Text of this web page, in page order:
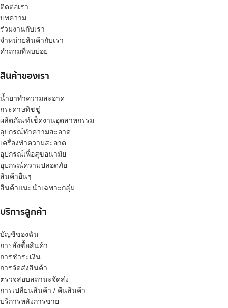
ติดต่อเรา
บทความ
ร่วมงานกับเรา
จำหน่ายสินค้ากับเรา
คำถามที่พบบ่อย
สินค้าของเรา
น้ำยาทำความสะอาด
กระดาษทิชชู่
ผลิตภัณฑ์เช็ดงานอุตสาหกรรม
อุปกรณ์ทำความสะอาด
เครื่องทำความสะอาด
อุปกรณ์เพื่อสุขอนามัย
อุปกรณ์ความปลอดภัย
สินค้าอื่นๆ
สินค้าแนะนำเฉพาะกลุ่ม
บริการลูกค้า
บัญชีของฉัน
การสั่งซื้อสินค้า
การชำระเงิน
การจัดส่งสินค้า
ตรวจสอบสถานะจัดส่ง
การเปลี่ยนสินค้า / คืนสินค้า
บริการหลังการขาย